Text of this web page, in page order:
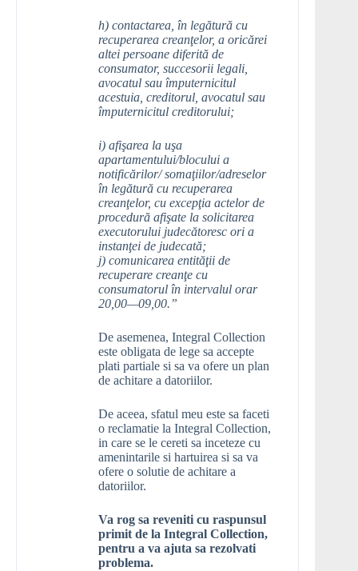
h) contactarea, în legătură cu
recuperarea creanţelor, a oricărei
altei persoane diferită de
consumator, succesorii legali,
avocatul sau împuternicitul
acestuia, creditorul, avocatul sau
împuternicitul creditorului;
i) afişarea la uşa
apartamentului/blocului a
notificărilor/ somaţiilor/adreselor
în legătură cu recuperarea
creanţelor, cu excepţia actelor de
procedură afişate la solicitarea
executorului judecătoresc ori a
instanţei de judecată;
j) comunicarea entităţii de
recuperare creanţe cu
consumatorul în intervalul orar
20,00—09,00.”
De asemenea, Integral Collection
este obligata de lege sa accepte
plati partiale si sa va ofere un plan
de achitare a datoriilor.
De aceea, sfatul meu este sa faceti
o reclamatie la Integral Collection,
in care se le cereti sa inceteze cu
amenintarile si hartuirea si sa va
ofere o solutie de achitare a
datoriilor.
Va rog sa reveniti cu raspunsul
primit de la Integral Collection,
pentru a va ajuta sa rezolvati
problema.